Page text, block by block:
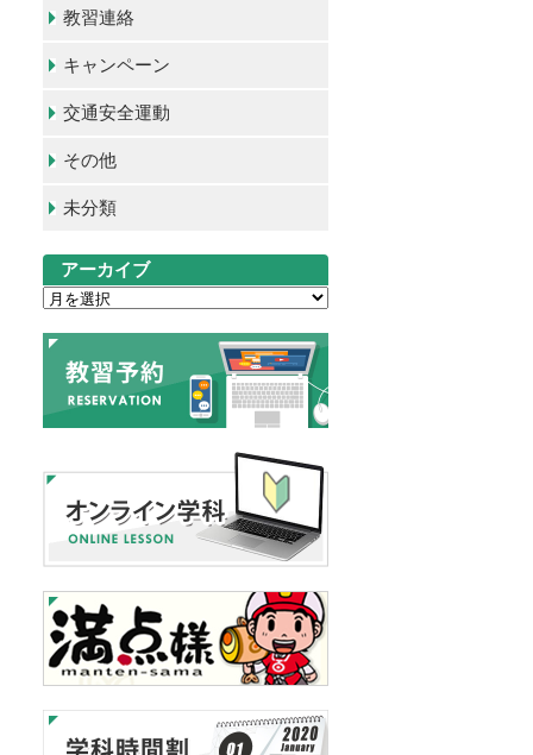
教習連絡
キャンペーン
交通安全運動
その他
未分類
アーカイブ